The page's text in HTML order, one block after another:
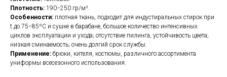
Плотность: 190−250 гр/м².
Особенности: плотная ткань, подходит для индустиральных стирок при
t до 75−85ºС и сушке в барабане, большое количество интенсивных
циклов эксплуатации и ухода; отсутствие пилинга, устойчивость цвета;
низкая сминаемость; очень долгий срок службы.
Применение: брюки, кителя, костюмы, различного ассортимента
униформы всесезонного использования.